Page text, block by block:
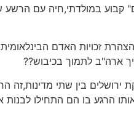
קבוע במולדתי,חיה עם
זכויות האדם
ארה"ב לתמוך בכיבוש??
בין שתי מדינות,זה
אתמרכז העיר בליבם של 40000 אזרחים פלסטינים!! זה אותו